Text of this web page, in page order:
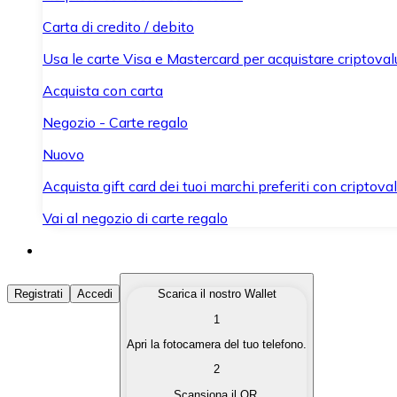
Carta di credito / debito
Usa le carte Visa e Mastercard per acquistare
Acquista con carta
Negozio - Carte regalo
Nuovo
Acquista gift card dei tuoi marchi preferiti con
Vai al negozio di carte regalo
Acquista Criptovalute
Acquista le criptovalute che ti interessano in modo
Converti le tue criptovalute in valuta fiat quando ne hai
Registrati Accedi
Scarica il nostro Wallet
1
Apri la fotocamera del tuo telefono.
2